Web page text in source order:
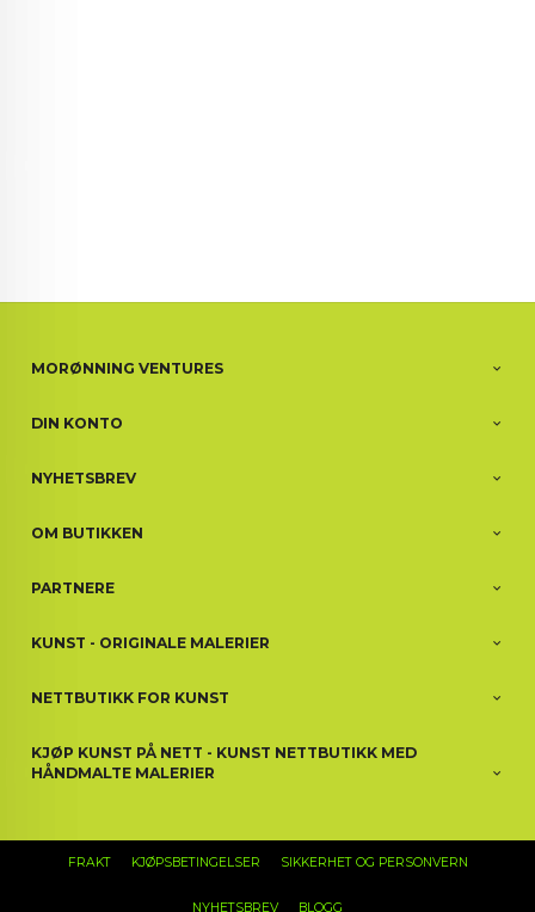
MORØNNING VENTURES
DIN KONTO
NYHETSBREV
OM BUTIKKEN
PARTNERE
KUNST - ORIGINALE MALERIER
NETTBUTIKK FOR KUNST
KJØP KUNST PÅ NETT - KUNST NETTBUTIKK MED
HÅNDMALTE MALERIER
FRAKT KJØPSBETINGELSER SIKKERHET OG PERSONVERN
NYHETSBREV BLOGG